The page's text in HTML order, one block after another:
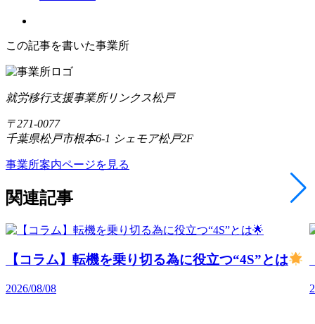
この記事を書いた事業所
就労移行支援事業所リンクス松戸
〒271-0077
千葉県松戸市根本6-1 シェモア松戸2F
事業所案内ページを見る
関連記事
【コラム】転機を乗り切る為に役立つ“4S”とは
2026/08/08